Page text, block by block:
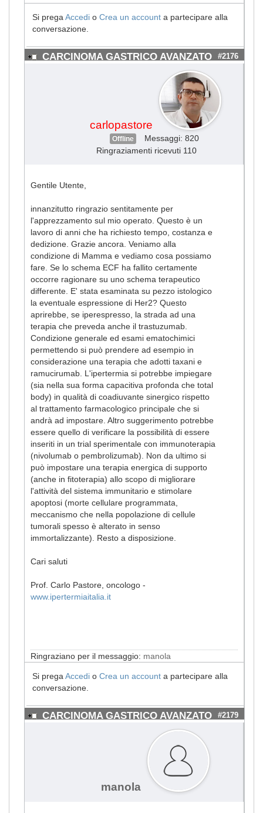
Si prega Accedi o Crea un account a partecipare alla
conversazione.
CARCINOMA GASTRICO AVANZATO #2176
carlopastore
Offline
Messaggi: 820
Ringraziamenti ricevuti 110
Gentile Utente,
innanzitutto ringrazio sentitamente per
l'apprezzamento sul mio operato. Questo è un
lavoro di anni che ha richiesto tempo, costanza e
dedizione. Grazie ancora. Veniamo alla
condizione di Mamma e vediamo cosa possiamo
fare. Se lo schema ECF ha fallito certamente
occorre ragionare su uno schema terapeutico
differente. E' stata esaminata su pezzo istologico
la eventuale espressione di Her2? Questo
aprirebbe, se iperespresso, la strada ad una
terapia che preveda anche il trastuzumab.
Condizione generale ed esami ematochimici
permettendo si può prendere ad esempio in
considerazione una terapia che adotti taxani e
ramucirumab. L'ipertermia si potrebbe impiegare
(sia nella sua forma capacitiva profonda che total
body) in qualità di coadiuvante sinergico rispetto
al trattamento farmacologico principale che si
andrà ad impostare. Altro suggerimento potrebbe
essere quello di verificare la possibilità di essere
inseriti in un trial sperimentale con immunoterapia
(nivolumab o pembrolizumab). Non da ultimo si
può impostare una terapia energica di supporto
(anche in fitoterapia) allo scopo di migliorare
l'attività del sistema immunitario e stimolare
apoptosi (morte cellulare programmata,
meccanismo che nella popolazione di cellule
tumorali spesso è alterato in senso
immortalizzante). Resto a disposizione.
Cari saluti
Prof. Carlo Pastore, oncologo -
www.ipertermiaitalia.it
Ringraziano per il messaggio: manola
Si prega Accedi o Crea un account a partecipare alla
conversazione.
CARCINOMA GASTRICO AVANZATO #2179
manola